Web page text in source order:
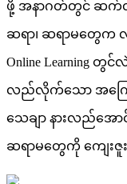
ဖို့ အနာဂတ်တွင် ဆက်လု
ဆရာ၊ ဆရာမတွေက လ
Online Learning
လည်လိုက်သော အကြော
သေချာ နားလည်အော
ဆရာမတွေကို ကျေးဇူ